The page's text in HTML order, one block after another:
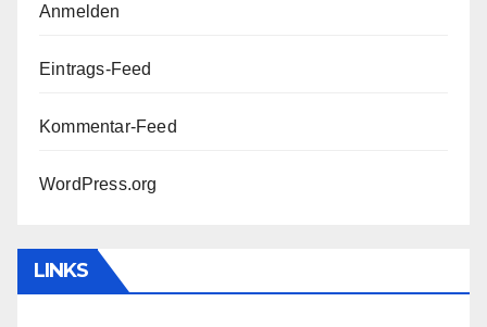
Anmelden
Eintrags-Feed
Kommentar-Feed
WordPress.org
LINKS